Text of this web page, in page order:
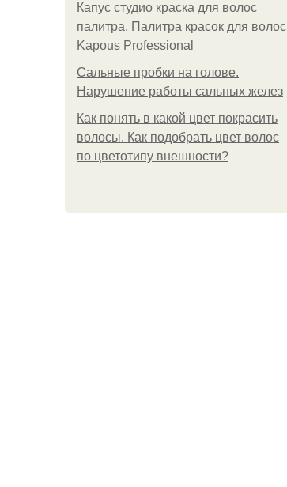
Капус студио краска для волос
палитра. Палитра красок для волос
Kapous Professional
Сальные пробки на голове.
Нарушение работы сальных желез
Как понять в какой цвет покрасить
волосы. Как подобрать цвет волос
по цветотипу внешности?